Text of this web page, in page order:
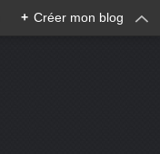
+ Créer mon blog